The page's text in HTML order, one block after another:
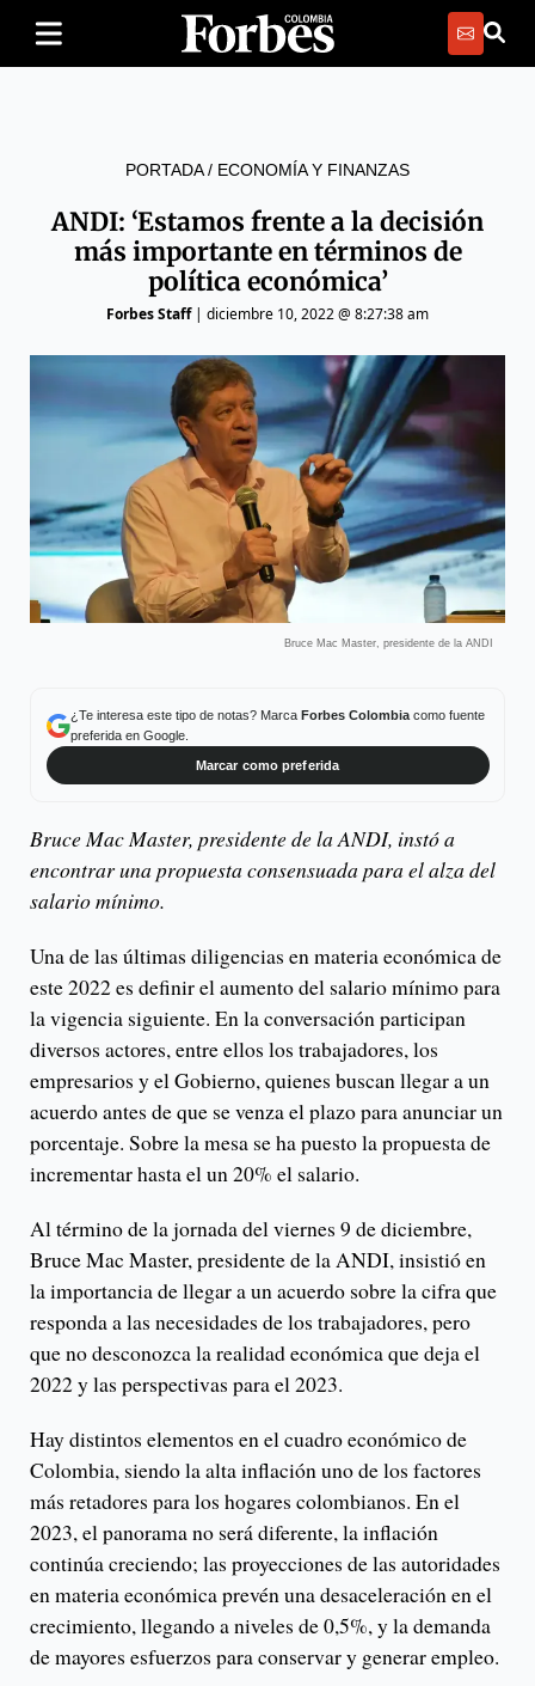
PORTADA/ ECONOMÍA Y FINANZAS
ANDI: ‘Estamos frente a la decisión
más importante en términos de
política económica’
Forbes Staff| diciembre 10, 2022 @ 8:27:38 am
Bruce Mac Master, presidente de la ANDI
¿Te interesa este tipo de notas? Marca Forbes Colombiacomo fuente
preferida en Google.
Marcar como preferida
Bruce Mac Master, presidente de la ANDI, instó a
encontrar una propuesta consensuada para el alza del
salario mínimo.
Una de las últimas diligencias en materia económica de
este 2022 es definir el aumento del salario mínimo para
la vigencia siguiente. En la conversación participan
diversos actores, entre ellos los trabajadores, los
empresarios y el Gobierno, quienes buscan llegar a un
acuerdo antes de que se venza el plazo para anunciar un
porcentaje. Sobre la mesa se ha puesto la propuesta de
incrementar hasta el un 20% el salario.
Al término de la jornada del viernes 9 de diciembre,
Bruce Mac Master, presidente de la ANDI, insistió en
la importancia de llegar a un acuerdo sobre la cifra que
responda a las necesidades de los trabajadores, pero
que no desconozca la realidad económica que deja el
2022 y las perspectivas para el 2023.
Hay distintos elementos en el cuadro económico de
Colombia, siendo la alta inflación uno de los factores
más retadores para los hogares colombianos. En el
2023, el panorama no será diferente, la inflación
continúa creciendo; las proyecciones de las autoridades
en materia económica prevén una desaceleración en el
crecimiento, llegando a niveles de 0,5%, y la demanda
de mayores esfuerzos para conservar y generar empleo.